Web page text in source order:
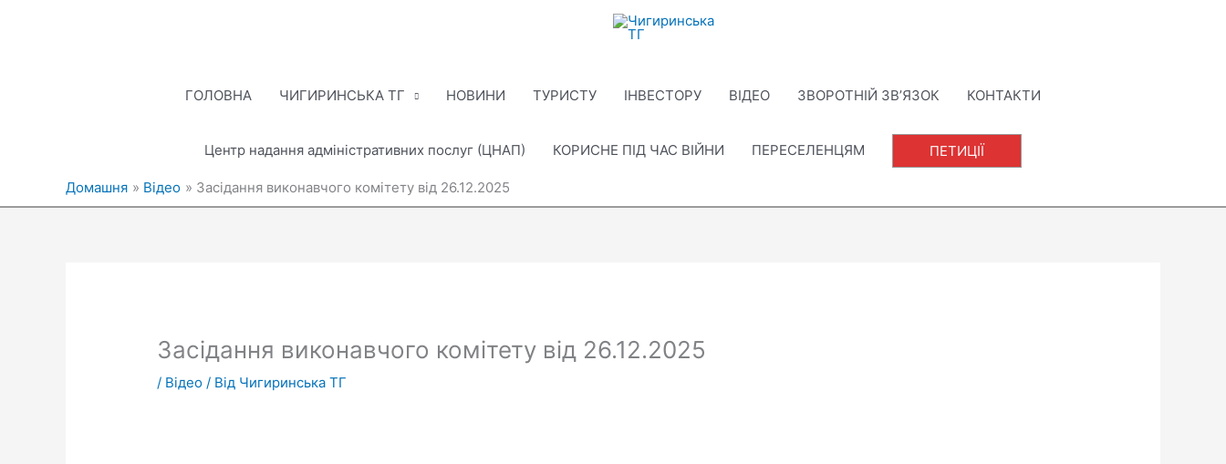
ГОЛОВНА ЧИГИРИНСЬКА ТГ НОВИНИ ТУРИСТУ ІНВЕСТОРУ ВІДЕО ЗВОРОТНІЙ ЗВ’ЯЗОК КОНТАКТИ
Центр надання адміністративних послуг (ЦНАП) КОРИСНЕ ПІД ЧАС ВІЙНИ ПЕРЕСЕЛЕНЦЯМ ПЕТИЦІЇ
Домашня Відео Засідання виконавчого комітету від 26.12.2025
Засідання виконавчого комітету від 26.12.2025
/ Відео / Від Чигиринська ТГ